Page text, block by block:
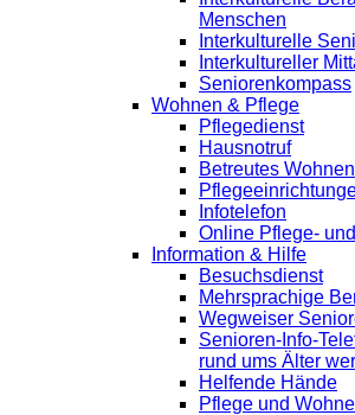
Menschen
Interkulturelle
Interkultureller
Seniorenkompass
Wohnen & Pflege
Pflegedienst
Hausnotruf
Betreutes Wohnen
Infotelefon
Online Pflege-
Information & Hilfe
Besuchsdienst
Mehrsprachige
Wegweiser
Senioren-Info-
rund ums Älter
Helfende Hände
Pflege und